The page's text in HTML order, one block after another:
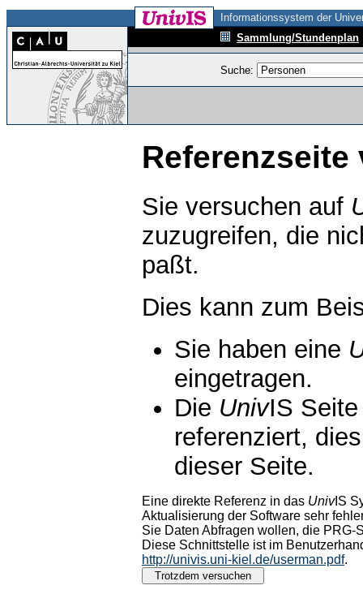
Informationssystem der
Sammlung/Stundenplan
Suche:
Referenzseite
Sie versuchen auf
zuzugreifen, die
paßt.
Dies kann zum
Sie haben eine
eingetragen.
Die UnivIS
referenziert,
dieser Seite.
Eine direkte Referenz in das UnivIS
Aktualisierung der Software sehr
Sie Daten Abfragen wollen, die PRG-
Diese Schnittstelle ist im
http://univis.uni-kiel.de/userman.pdf.